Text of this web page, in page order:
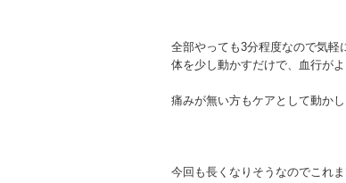
全部やっても3分程度なので気軽
体を少し動かすだけで、血行が
痛みが無い方もケアとして動か
今回も長くなりそうなのでこれま